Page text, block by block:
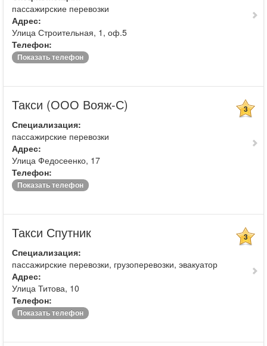
пассажирские перевозки
Адрес:
Улица Строительная, 1, оф.5
Телефон:
Показать телефон
Такси (ООО Вояж-С) 3
Специализация:
пассажирские перевозки
Адрес:
Улица Федосеенко, 17
Телефон:
Показать телефон
Такси Спутник 3
Специализация:
пассажирские перевозки, грузоперевозки, эвакуатор
Адрес:
Улица Титова, 10
Телефон:
Показать телефон